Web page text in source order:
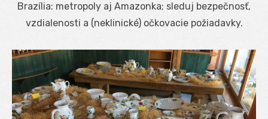
Brazília: metropoly aj Amazonka; sleduj bezpečnosť,
vzdialenosti a (neklinické) očkovacie požiadavky.